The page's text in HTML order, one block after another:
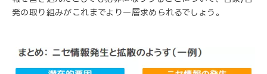
発の取り組みがこれまでより一層求められるでしょう。